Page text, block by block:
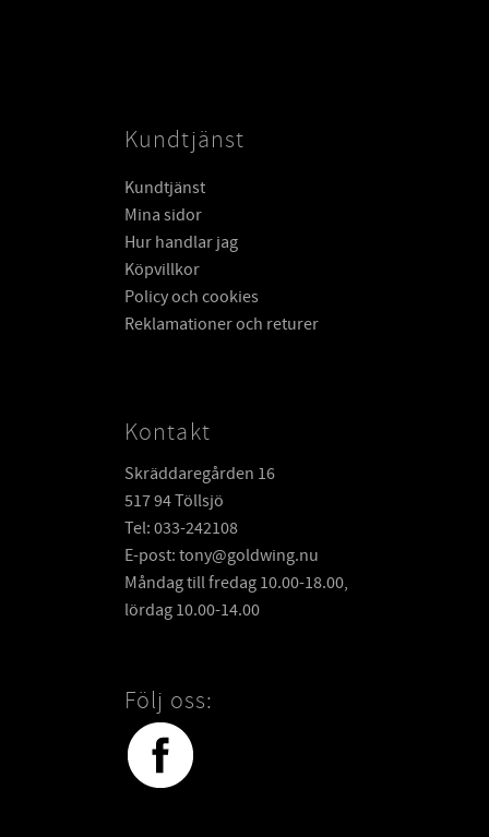
Kundtjänst
Kundtjänst
Mina sidor
Hur handlar jag
Köpvillkor
Policy och cookies
Reklamationer och returer
Kontakt
Skräddaregården 16
517 94 Töllsjö
Tel: 033-242108
E-post: tony@goldwing.nu
Måndag till fredag 10.00-18.00,
lördag 10.00-14.00
Följ oss: